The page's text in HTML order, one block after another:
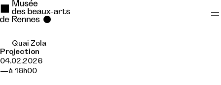
Se rendre au
Contenu principal
Quai Zola
Projection
04.02.2026
à 16h00